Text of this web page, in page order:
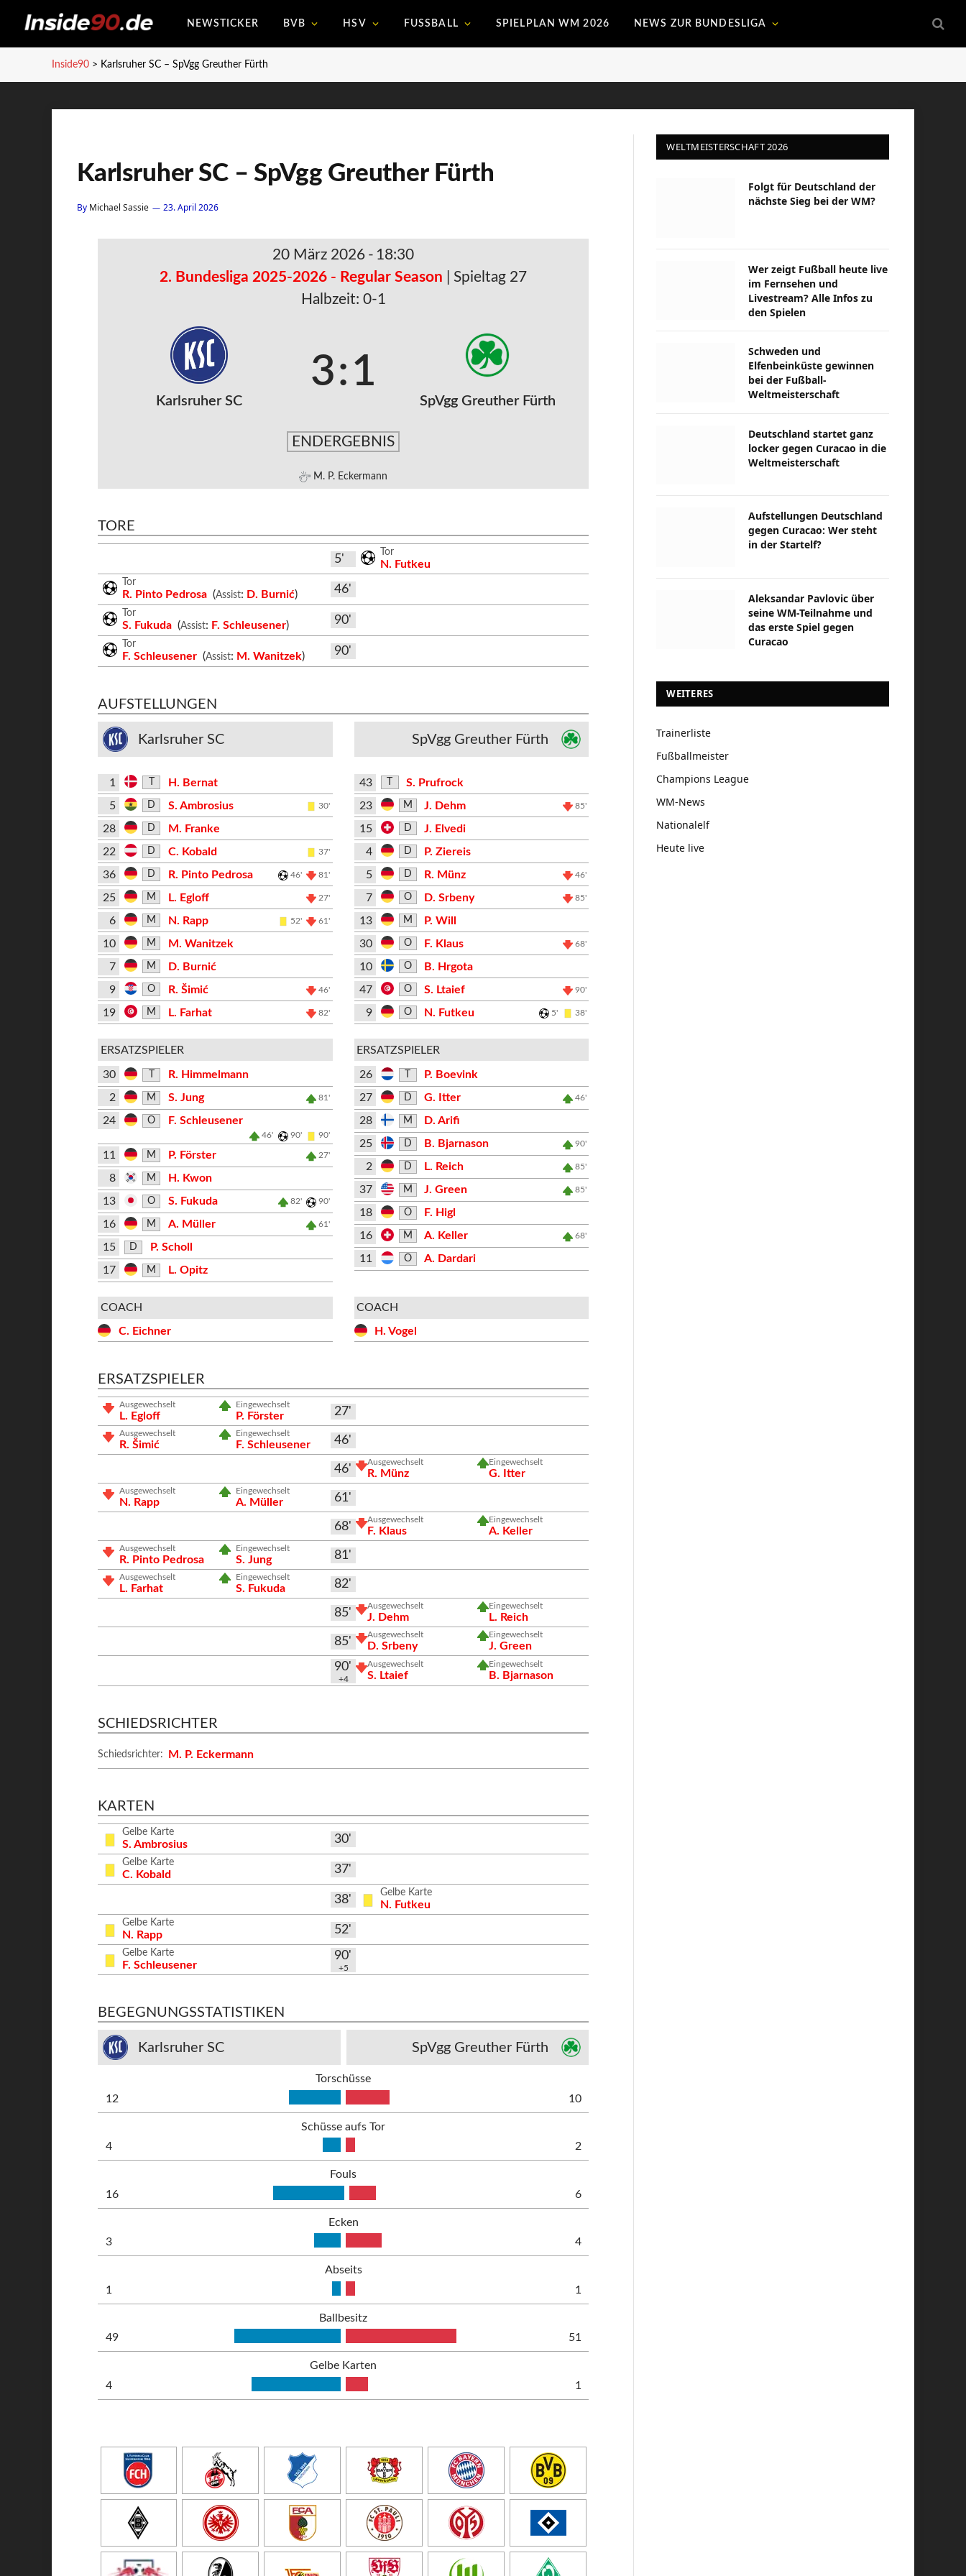
NEWSTICKER BVB HSV FUSSBALL SPIELPLAN WM 2026 NEWS ZUR BUNDESLIGA
Inside90 > Karlsruher SC – SpVgg Greuther Fürth
Karlsruher SC – SpVgg Greuther Fürth
By Michael Sassie 23. April 2026
20 März 2026 - 18:30
2. Bundesliga 2025-2026 - Regular Season
| Spieltag 27
Halbzeit: 0-1
Karlsruher SC
3:1
SpVgg Greuther Fürth
ENDERGEBNIS
M. P. Eckermann
TORE
5'
Tor
N. Futkeu
Tor
R. Pinto Pedrosa (Assist: D. Burnić) 46'
Tor
S. Fukuda (Assist: F. Schleusener) 90'
Tor
F. Schleusener (Assist: M. Wanitzek) 90'
AUFSTELLUNGEN
Karlsruher SC
1
H. Bernat
5
D S. Ambrosius 30'
28 D
M. Franke
22
D C. Kobald 37'
36 D R. Pinto Pedrosa 46' 81'
25 M L. Egloff 27'
6 M N. Rapp 52' 61'
10 M
M. Wanitzek
7
M
D. Burnić
9
O R. Šimić 46'
19 M L. Farhat 82'
ERSATZSPIELER
30
R. Himmelmann
2
M S. Jung 81'
24 O F. Schleusener
46' 90' 90'
11 M P. Förster 27'
8 M
H. Kwon
13
O S. Fukuda 82' 90'
16 M A. Müller 61'
15 D
P. Scholl
17
M L. Opitz
COACH
C. Eichner
SpVgg Greuther Fürth
43
S. Prufrock
23
M J. Dehm 85'
15 D
J. Elvedi
4
D
P. Ziereis
5
D R. Münz 46'
7 O D. Srbeny 85'
13 M
P. Will
30
O F. Klaus 68'
10 O
B. Hrgota
47
O S. Ltaief 90'
9 O N. Futkeu 5' 38'
ERSATZSPIELER
26
P. Boevink
27
D G. Itter 46'
28 M
D. Arifi
25
D B. Bjarnason 90'
2 D L. Reich 85'
37 M J. Green 85'
18 O
F. Higl
16
M A. Keller 68'
11 O A. Dardari
COACH
H. Vogel
ERSATZSPIELER
Ausgewechselt
L. Egloff
Eingewechselt
P. Förster 27'
Ausgewechselt
R. Šimić
Eingewechselt
F. Schleusener 46'
46'
Ausgewechselt
R. Münz
Eingewechselt
G. Itter
Ausgewechselt
N. Rapp
Eingewechselt
A. Müller 61'
68'
Ausgewechselt
F. Klaus
Eingewechselt
A. Keller
Ausgewechselt
R. Pinto Pedrosa
Eingewechselt
S. Jung 81'
Ausgewechselt
L. Farhat
Eingewechselt
S. Fukuda 82'
85'
Ausgewechselt
J. Dehm
Eingewechselt
L. Reich
85'
Ausgewechselt
D. Srbeny
Eingewechselt
J. Green
90'
+4
Ausgewechselt
S. Ltaief
Eingewechselt
B. Bjarnason
SCHIEDSRICHTER
Schiedsrichter: M. P. Eckermann
KARTEN
Gelbe Karte
S. Ambrosius 30'
Gelbe Karte
C. Kobald 37'
38'
Gelbe Karte
N. Futkeu
Gelbe Karte
N. Rapp 52'
Gelbe Karte
F. Schleusener
90'
+5
BEGEGNUNGSSTATISTIKEN
Karlsruher SC SpVgg Greuther Fürth
Torschüsse
12
10
Schüsse aufs Tor
4
2
Fouls
16
6
Ecken
3
4
Abseits
1
1
Ballbesitz
49
51
Gelbe Karten
4
1
WELTMEISTERSCHAFT 2026
Folgt für Deutschland der
nächste Sieg bei der WM?
Wer zeigt Fußball heute live
im Fernsehen und
Livestream? Alle Infos zu
den Spielen
Schweden und
Elfenbeinküste gewinnen
bei der Fußball-
Weltmeisterschaft
Deutschland startet ganz
locker gegen Curacao in die
Weltmeisterschaft
Aufstellungen Deutschland
gegen Curacao: Wer steht
in der Startelf?
Aleksandar Pavlovic über
seine WM-Teilnahme und
das erste Spiel gegen
Curacao
WEITERES
Trainerliste
Fußballmeister
Champions League
WM-News
Nationalelf
Heute live